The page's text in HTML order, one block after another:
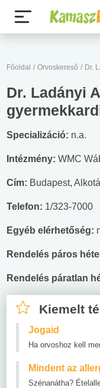
Főoldal / Orvoskereső / Dr.
Dr. Ladányi
Specializáció: n.a.
Intézmény: WMC
Cím: Budapest,
Telefon: 1/323-7000
Egyéb elérhetőség:
Rendelés páros
Rendelés páratlan
Kiemelt
Jogaid
Ha orvoshoz kell
Mindent az
Szénanátha?